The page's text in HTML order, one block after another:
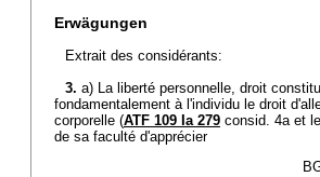
Erwägungen
Extrait des considérants:
3. a) La liberté personnelle, droit
fondamentalement à l'individu le droit
corporelle (ATF 109 Ia 279 consid. 4a et
de sa faculté d'apprécier